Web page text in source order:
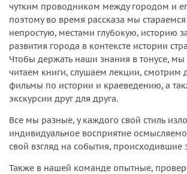
чутким проводником между городом и
поэтому во время рассказа мы
непростую, местами глубокую, историю
развития города в контексте истории
Чтобы держать наши знания в тонусе, мы
читаем книги, слушаем лекции, смотрим
фильмы по истории и краеведению, а
экскурсии друг для друга.
Все мы разные, у каждого свой стиль
индивидуальное восприятие
свой взгляд на события, происходившие
Также в нашей команде опытные,